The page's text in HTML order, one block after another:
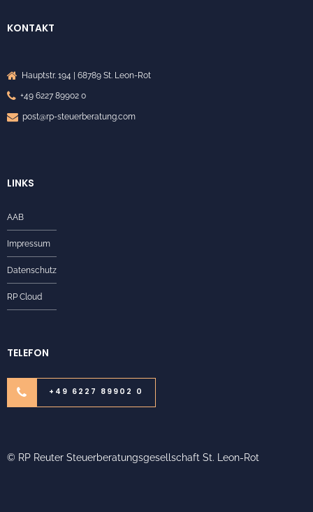
KONTAKT
Hauptstr. 194 | 68789 St. Leon-Rot
+49 6227 89902 0
post@rp-steuerberatung.com
LINKS
AAB
Impressum
Datenschutz
RP Cloud
TELEFON
+49 6227 89902 0
© RP Reuter Steuerberatungsgesellschaft St. Leon-Rot